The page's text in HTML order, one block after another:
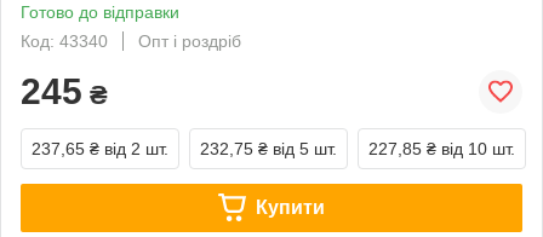
Готово до відправки
Код: 43340
Опт і роздріб
245 ₴
237,65 ₴ від 2 шт. 232,75 ₴ від 5 шт. 227,85 ₴ від 10 шт.
Купити